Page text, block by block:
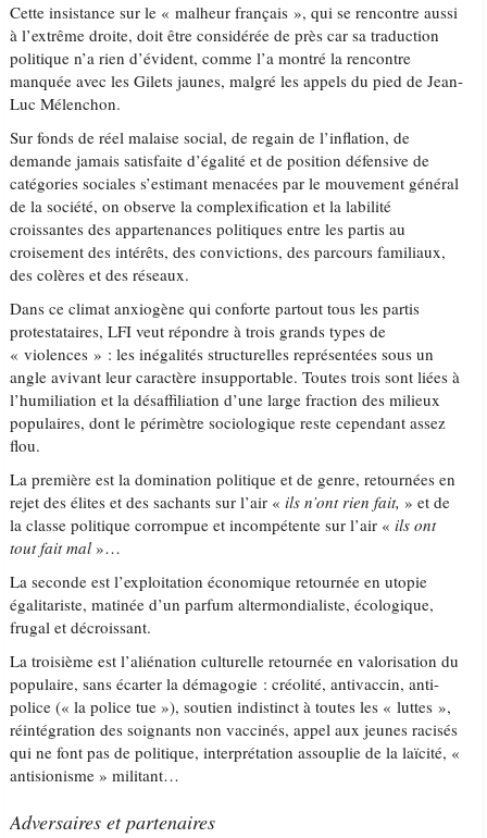
Cette insistance sur le « malheur français », qui se rencontre aussi
à l’extrême droite, doit être considérée de près car sa traduction
politique n’a rien d’évident, comme l’a montré la rencontre
manquée avec les Gilets jaunes, malgré les appels du pied de Jean-
Luc Mélenchon.
Sur fonds de réel malaise social, de regain de l’inflation, de
demande jamais satisfaite d’égalité et de position défensive de
catégories sociales s’estimant menacées par le mouvement général
de la société, on observe la complexification et la labilité
croissantes des appartenances politiques entre les partis au
croisement des intérêts, des convictions, des parcours familiaux,
des colères et des réseaux.
Dans ce climat anxiogène qui conforte partout tous les partis
protestataires, LFI veut répondre à trois grands types de
« violences » : les inégalités structurelles représentées sous un
angle avivant leur caractère insupportable. Toutes trois sont liées à
l’humiliation et la désaffiliation d’une large fraction des milieux
populaires, dont le périmètre sociologique reste cependant assez
flou.
La première est la domination politique et de genre, retournées en
rejet des élites et des sachants sur l’air «ils n’ont rien fait,» et de
la classe politique corrompue et incompétente sur l’air «ils ont
tout fait mal»…
La seconde est l’exploitation économique retournée en utopie
égalitariste, matinée d’un parfum altermondialiste, écologique,
frugal et décroissant.
La troisième est l’aliénation culturelle retournée en valorisation du
populaire, sans écarter la démagogie : créolité, antivaccin, anti-
police (« la police tue »), soutien indistinct à toutes les « luttes »,
réintégration des soignants non vaccinés, appel aux jeunes racisés
qui ne font pas de politique, interprétation assouplie de la laïcité, «
antisionisme » militant…
Adversaires et partenaires